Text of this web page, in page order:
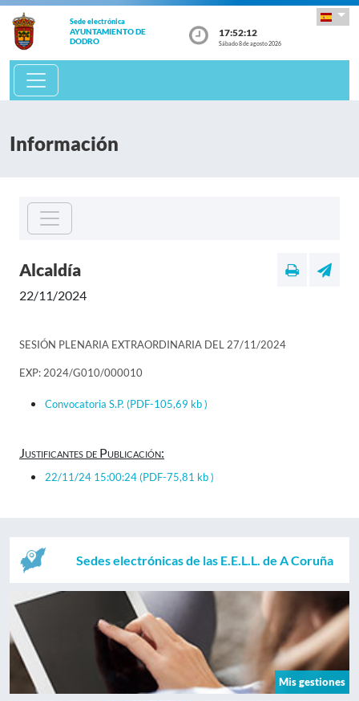
Sede electrónica
AYUNTAMIENTO DE
DODRO
17:52:12
Sábado 8 de agosto 2026
Información
Alcaldía
22/11/2024
SESIÓN PLENARIA EXTRAORDINARIA DEL 27/11/2024
EXP: 2024/G010/000010
Convocatoria S.P. (PDF-105,69 kb )
Justificantes de Publicación:
22/11/24 15:00:24(PDF-75,81 kb )
Sedes electrónicas de las E.E.L.L. de A Coruña
Mis gestiones